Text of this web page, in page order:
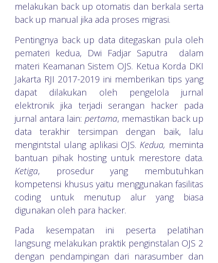
melakukan back up otomatis dan berkala serta
back up manual jika ada proses migrasi.
Pentingnya back up data ditegaskan pula oleh
pemateri kedua, Dwi Fadjar Saputra dalam
materi Keamanan Sistem OJS. Ketua Korda DKI
Jakarta RJI 2017-2019 ini memberikan tips yang
dapat dilakukan oleh pengelola jurnal
elektronik jika terjadi serangan hacker pada
jurnal antara lain: pertama, memastikan back up
data terakhir tersimpan dengan baik, lalu
mengintstal ulang aplikasi OJS. Kedua, meminta
bantuan pihak hosting untuk merestore data.
Ketiga, prosedur yang membutuhkan
kompetensi khusus yaitu menggunakan fasilitas
coding untuk menutup alur yang biasa
digunakan oleh para hacker.
Pada kesempatan ini peserta pelatihan
langsung melakukan praktik penginstalan OJS 2
dengan pendampingan dari narasumber dan